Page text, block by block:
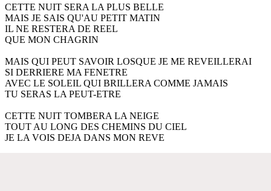
CETTE NUIT SERA LA PLUS BELLE
MAIS JE SAIS QU'AU PETIT MATIN
IL NE RESTERA DE REEL
QUE MON CHAGRIN
MAIS QUI PEUT SAVOIR LOSQUE JE ME REVEILLERAI
SI DERRIERE MA FENETRE
AVEC LE SOLEIL QUI BRILLERA COMME JAMAIS
TU SERAS LA PEUT-ETRE
CETTE NUIT TOMBERA LA NEIGE
TOUT AU LONG DES CHEMINS DU CIEL
JE LA VOIS DEJA DANS MON REVE